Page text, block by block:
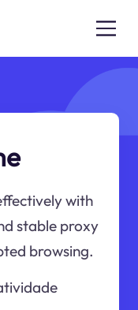
with
stable proxy
browsing.